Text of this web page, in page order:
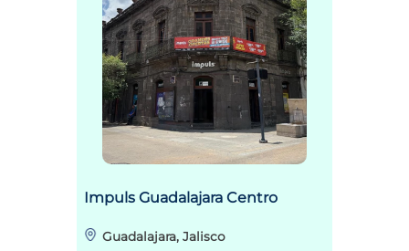
Impuls Guadalajara Centro
Guadalajara, Jalisco